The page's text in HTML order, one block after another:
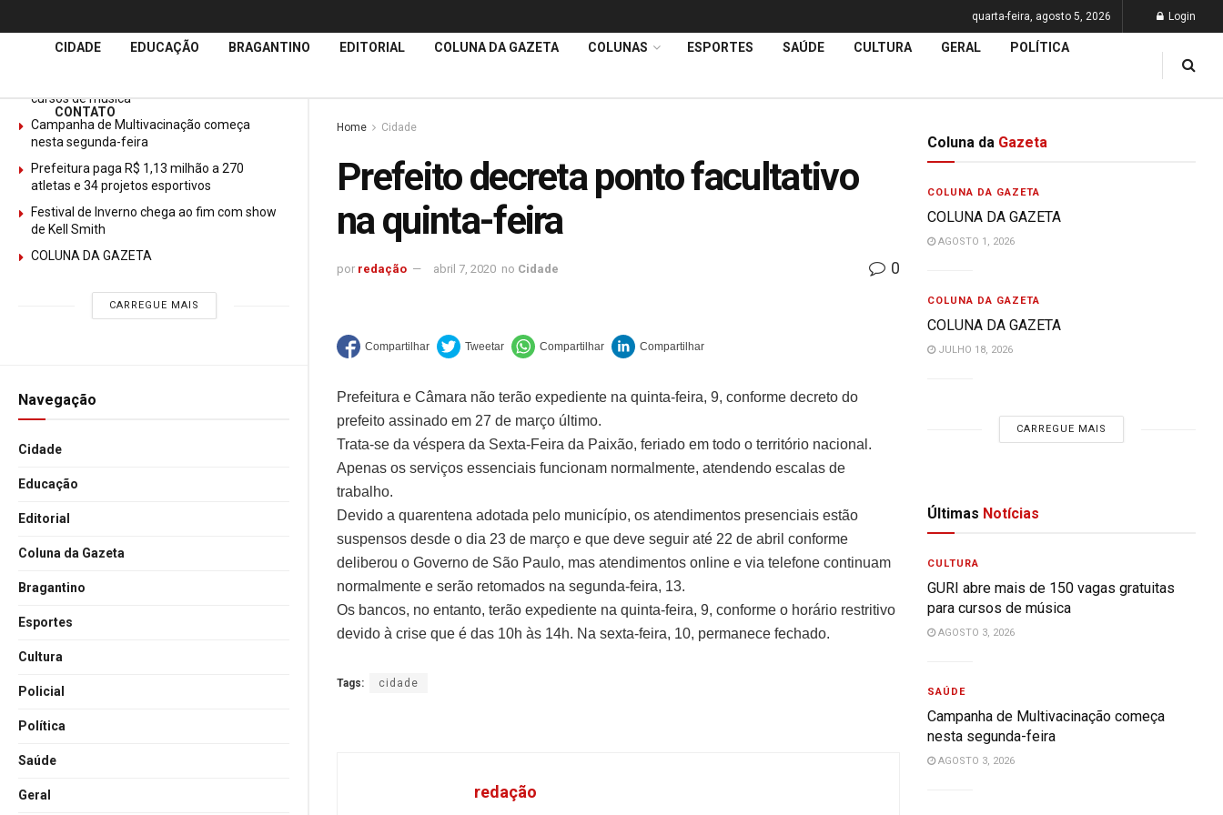
ÚltimasNotícias
cursos de música
Campanha de Multivacinação começa
nesta segunda-feira
Prefeitura paga R$ 1,13 milhão a 270
atletas e 34 projetos esportivos
Festival de Inverno chega ao fim com show
de Kell Smith
COLUNA DA GAZETA
CARREGUE MAIS
Navegação
Cidade
Educação
Editorial
Coluna da Gazeta
Bragantino
Esportes
Cultura
Policial
Política
Saúde
Geral
quarta-feira, agosto 5, 2026 Login
CIDADE EDUCAÇÃO BRAGANTINO EDITORIAL COLUNA DA GAZETA COLUNAS ESPORTES SAÚDE CULTURA GERAL POLÍTICA
CONTATO
Home Cidade
Prefeito decreta ponto facultativo
na quinta-feira
por redação abril 7, 2020 no Cidade 0
Prefeitura e Câmara não terão expediente na quinta-feira, 9, conforme decreto do
prefeito assinado em 27 de março último.
Trata-se da véspera da Sexta-Feira da Paixão, feriado em todo o território nacional.
Apenas os serviços essenciais funcionam normalmente, atendendo escalas de
trabalho.
Devido a quarentena adotada pelo município, os atendimentos presenciais estão
suspensos desde o dia 23 de março e que deve seguir até 22 de abril conforme
deliberou o Governo de São Paulo, mas atendimentos online e via telefone continuam
normalmente e serão retomados na segunda-feira, 13.
Os bancos, no entanto, terão expediente na quinta-feira, 9, conforme o horário restritivo
devido à crise que é das 10h às 14h. Na sexta-feira, 10, permanece fechado.
Tags: cidade
redação
Coluna da Gazeta
COLUNA DA GAZETA
COLUNA DA GAZETA
AGOSTO 1, 2026
COLUNA DA GAZETA
COLUNA DA GAZETA
JULHO 18, 2026
CARREGUE MAIS
Últimas Notícias
CULTURA
GURI abre mais de 150 vagas gratuitas
para cursos de música
AGOSTO 3, 2026
SAÚDE
Campanha de Multivacinação começa
nesta segunda-feira
AGOSTO 3, 2026